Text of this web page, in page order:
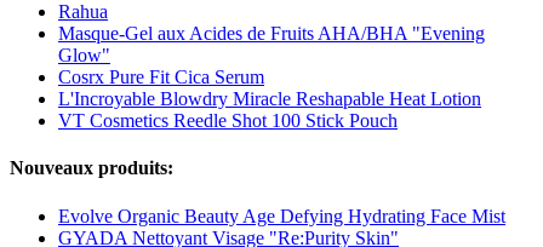
Rahua
Masque-Gel aux Acides de Fruits AHA/BHA "Evening
Glow"
Cosrx Pure Fit Cica Serum
L'Incroyable Blowdry Miracle Reshapable Heat Lotion
VT Cosmetics Reedle Shot 100 Stick Pouch
Nouveaux produits:
Evolve Organic Beauty Age Defying Hydrating Face Mist
GYADA Nettoyant Visage "Re:Purity Skin"